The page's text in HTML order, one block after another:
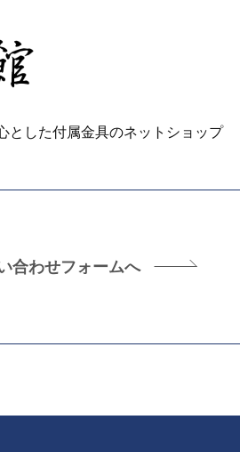
とした付属金具のネットショップ
合わせフォームへ